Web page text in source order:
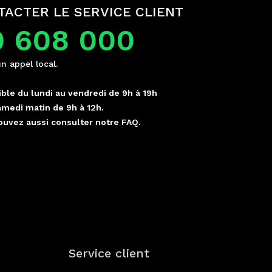
LE SERVICE CLIENT
608 000
appel local.
du lundi au vendredi de 9h à 19h
matin de 9h à 12h.
aussi consulter notre FAQ.
Service client